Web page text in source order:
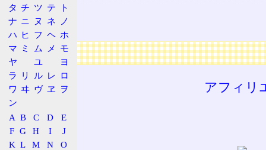
いて座
球状星団
広告
アフィリ
タ チ ツ テ
ト
ナ ニ ヌ ネ
ノ
ハ ヒ フ ヘ ホ
マ ミ ム メ
モ
ヤ
ユ
ヨ
ラ
リ ル レ ロ
ワ ヰ ヴ ヱ
ヲ
ン
A B C D
E
F G H I
J
K L M N
O